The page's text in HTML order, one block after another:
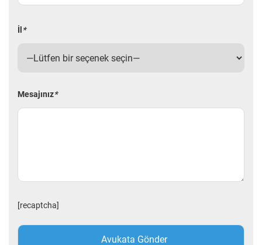
İl *
Mesajınız*
[recaptcha]